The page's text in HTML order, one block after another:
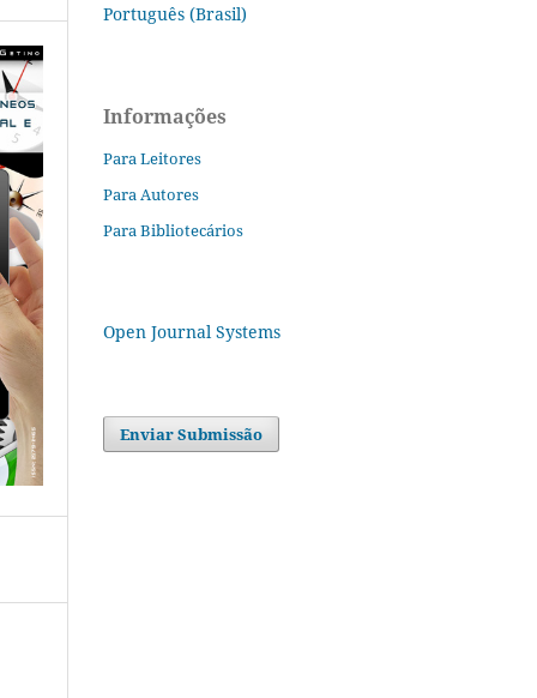
Português (Brasil)
Informações
Para Leitores
Para Autores
Para Bibliotecários
Open Journal Systems
Enviar Submissão